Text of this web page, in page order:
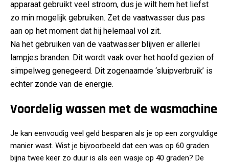
apparaat gebruikt veel stroom, dus je wilt hem het liefst
zo min mogelijk gebruiken. Zet de vaatwasser dus pas
aan op het moment dat hij helemaal vol zit.
Na het gebruiken van de vaatwasser blijven er allerlei
lampjes branden. Dit wordt vaak over het hoofd gezien of
simpelweg genegeerd. Dit zogenaamde ‘sluipverbruik’ is
echter zonde van de energie.
Voordelig wassen met de wasmachine
Je kan eenvoudig veel geld besparen als je op een zorgvuldige
manier wast. Wist je bijvoorbeeld dat een was op 60 graden
bijna twee keer zo duur is als een wasje op 40 graden? De